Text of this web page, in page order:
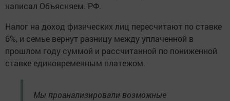
написал Объясняем. РФ.
Налог на доход физических лиц пересчитают по ставке
6%, и семье вернут разницу между уплаченной в
прошлом году суммой и рассчитанной по пониженной
ставке единовременным платежом.
Мы проанализировали возможные